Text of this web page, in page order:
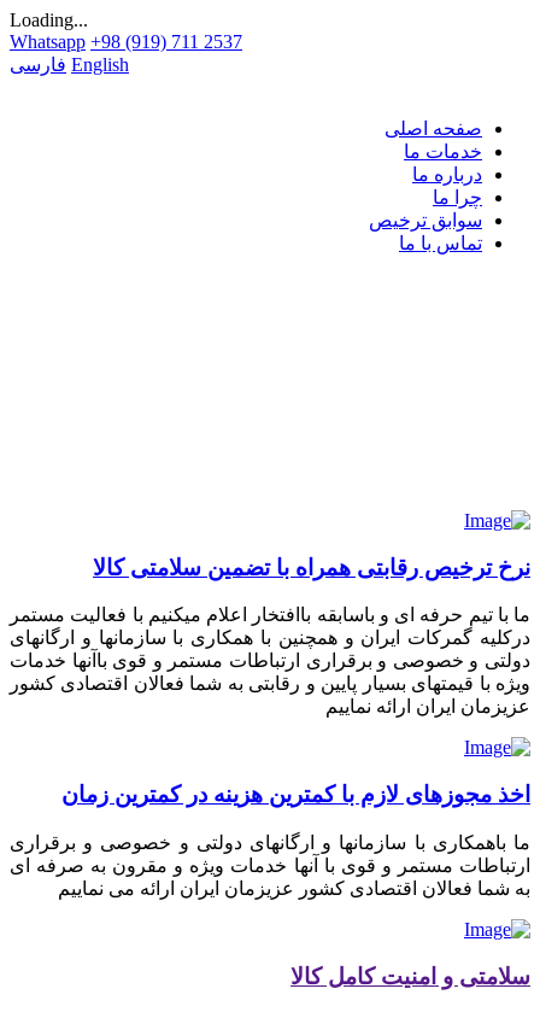
Loading...
Whatsapp +98 (919) 711 2537
فارسی English
صفحه اصلی
خدمات ما
درباره ما
چرا ما
سوابق ترخیص
تماس با ما
نرخ ترخیص رقابتی همراه با تضمین سلامتی کالا
ما با تیم حرفه ای و باسابقه باافتخار اعلام میکنیم با فعالیت مستمر
درکلیه گمرکات ایران و همچنین با همکاری با سازمانها و ارگانهای
دولتی و خصوصی و برقراری ارتباطات مستمر و قوی باآنها خدمات
ویژه با قیمتهای بسیار پایین و رقابتی به شما فعالان اقتصادی کشور
عزیزمان ایران ارائه نماییم
اخذ مجوزهای لازم با کمترین هزینه در کمترین زمان
ما باهمکاری با سازمانها و ارگانهای دولتی و خصوصی و برقراری
ارتباطات مستمر و قوی با آنها خدمات ویژه و مقرون به صرفه ای
به شما فعالان اقتصادی کشور عزیزمان ایران ارائه می نماییم
سلامتی و امنیت کامل کالا